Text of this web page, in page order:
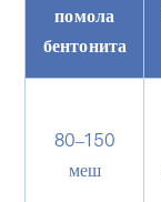
помола
бентонита
80–150
меш